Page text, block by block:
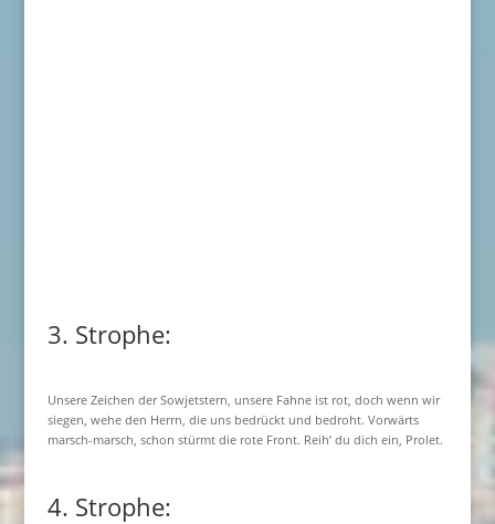
3. Strophe:
Unsere Zeichen der Sowjetstern, unsere Fahne ist rot, doch wenn wir
siegen, wehe den Herrn, die uns bedrückt und bedroht. Vorwärts
marsch-marsch, schon stürmt die rote Front. Reih’ du dich ein, Prolet.
4. Strophe: